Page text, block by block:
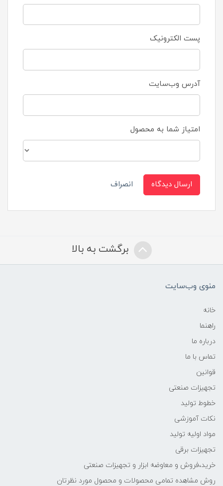
پست الکترونیک
آدرس وب‌سایت
امتیاز شما به محصول
ارسال دیدگاه انصراف
برگشت به بالا
منوی وب‌سایت
خانه
راهنما
درباره ما
تماس با ما
قوانین
تجهیزات صنعتی
خطوط تولید
نکات آموزشی
مواد اولیه تولید
تجهیزات برقی
خرید،فروش و معاوضه ابزار و تجهیزات صنعتی
روش مشاهده تمامی محصولات و محصول مورد نظرتان